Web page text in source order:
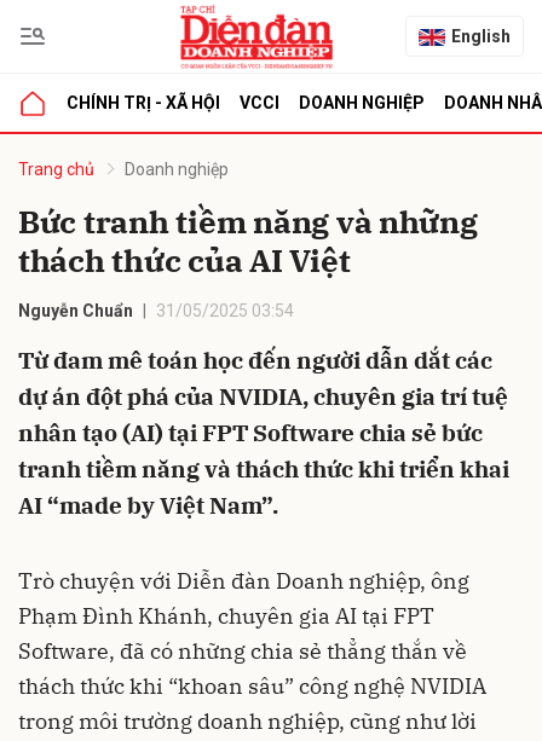
English
CHÍNH TRỊ - XÃ HỘI VCCI DOANH NGHIỆP DOANH
Trang chủ Doanh nghiệp
Bức tranh tiềm năng và những
thách thức của AI Việt
Nguyễn Chuẩn 31/05/2025 03:54
Từ đam mê toán học đến người dẫn dắt các
dự án đột phá của NVIDIA, chuyên gia trí tuệ
nhân tạo (AI) tại FPT Software chia sẻ bức
tranh tiềm năng và thách thức khi triển khai
AI “made by Việt Nam”.
Trò chuyện với Diễn đàn Doanh nghiệp, ông
Phạm Đình Khánh, chuyên gia AI tại FPT
Software, đã có những chia sẻ thẳng thắn về
thách thức khi “khoan sâu” công nghệ NVIDIA
trong môi trường doanh nghiệp, cũng như lời
luận
Hủy